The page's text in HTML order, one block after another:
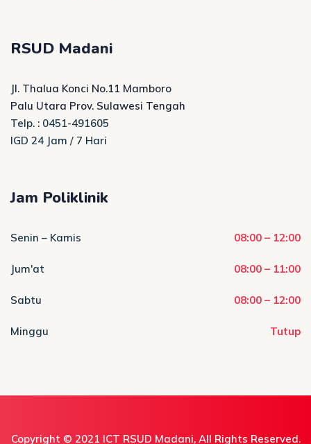
RSUD Madani
Jl. Thalua Konci No.11 Mamboro
Palu Utara Prov. Sulawesi Tengah
Telp. : 0451-491605
IGD 24 Jam / 7 Hari
Jam Poliklinik
Senin – Kamis 08:00 – 12:00
Jum'at 08:00 – 11:00
Sabtu 08:00 – 12:00
Minggu Tutup
Copyright © 2021 ICT RSUD Madani, All Rights Reserved.